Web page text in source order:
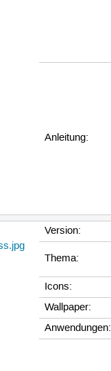
Anleitung:
Version:
Thema:
Icons:
Wallpaper:
Anwendungen: